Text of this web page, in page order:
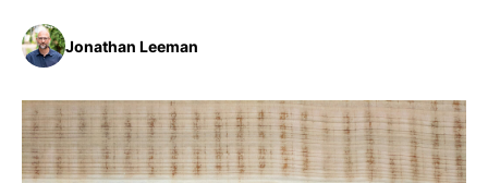
教會帶領
福音傳講與宣教 成員制與教會紀律
團契生活與禱告
西班牙語
葡萄牙語
俄語
烏茲別克語
达里语
波斯語
法語
羅馬尼亞語
波蘭語
Jonathan Leeman